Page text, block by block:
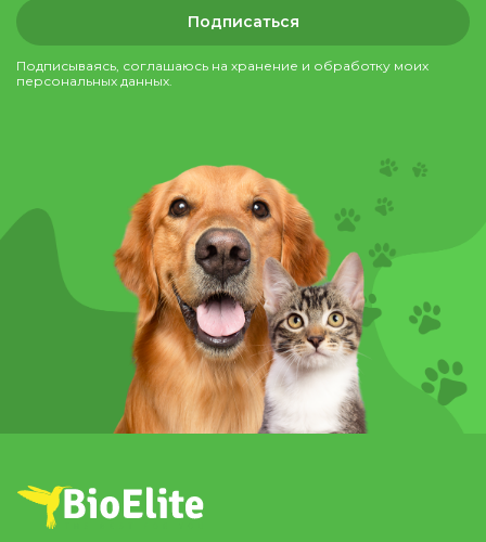
Подписаться
Подписываясь, соглашаюсь на хранение и обработку моих
персональных данных.